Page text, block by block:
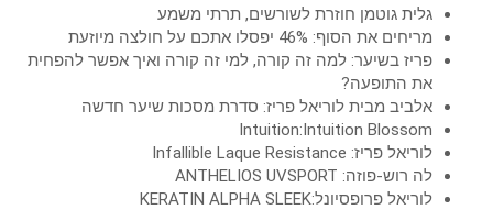
גלית גוטמן חוזרת לשורשים, תרתי משמע
מריחים את הסוף: 46% יפסלו אתכם על חולצה מיוזעת
פריז בשיער: למה זה קורה, למי זה קורה ואיך אפשר להפחית
את התופעה?
אלביב מבית לוריאל פריז: סדרת מסכות שיער חדשה
Intuition:Intuition Blossom
לוריאל פריז: Infallible Laque Resistance
לה רוש-פוזה: ANTHELIOS UVSPORT
לוריאל פרופסיונל:KERATIN ALPHA SLEEK